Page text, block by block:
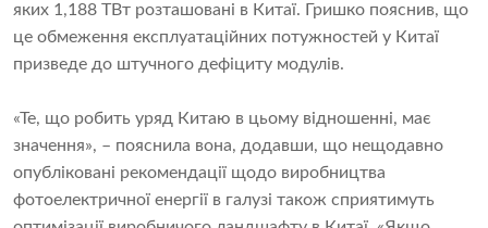
яких 1,188 ТВт розташовані в Китаї. Гришко пояснив, що
це обмеження експлуатаційних потужностей у Китаї
призведе до штучного дефіциту модулів.
«Те, що робить уряд Китаю в цьому відношенні, має
значення», – пояснила вона, додавши, що нещодавно
опубліковані рекомендації щодо виробництва
фотоелектричної енергії в галузі також сприятимуть